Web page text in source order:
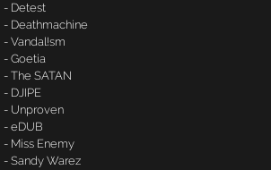
- Detest
- Deathmachine
- Vandal!sm
- Goetia
- The SATAN
- DJIPE
- Unproven
- eDUB
- Miss Enemy
- Sandy Warez